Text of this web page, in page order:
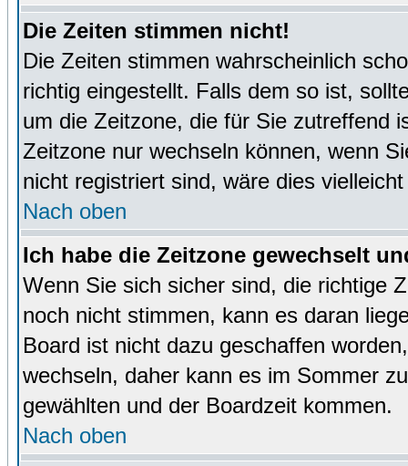
Die Zeiten stimmen nicht!
Die Zeiten stimmen wahrscheinlich
richtig eingestellt. Falls dem so ist,
um die Zeitzone, die für Sie zutreffend
Zeitzone nur wechseln können, wenn
nicht registriert sind, wäre dies
Nach oben
Ich habe die Zeitzone gewechselt
Wenn Sie sich sicher sind, die richtige
noch nicht stimmen, kann es daran
Board ist nicht dazu geschaffen
wechseln, daher kann es im Sommer
gewählten und der Boardzeit kommen.
Nach oben